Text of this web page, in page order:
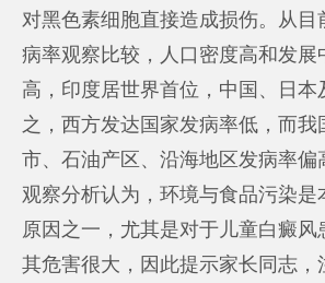
对黑色素细胞直接造成损伤。从目
病率观察比较，人口密度高和发展
高，印度居世界首位，中国、日本
之，西方发达国家发病率低，而我
市、石油产区、沿海地区发病率偏
观察分析认为，环境与食品污染是
原因之一，尤其是对于儿童白癜风
其危害很大，因此提示家长同志，